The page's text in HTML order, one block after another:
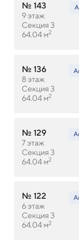
№ 143
9этаж
Секция 3
64.04 м2
№ 136
8этаж
Секция 3
64.04 м2
№ 129
7этаж
Секция 3
64.04 м2
№ 122
6этаж
Секция 3
64.04 м2